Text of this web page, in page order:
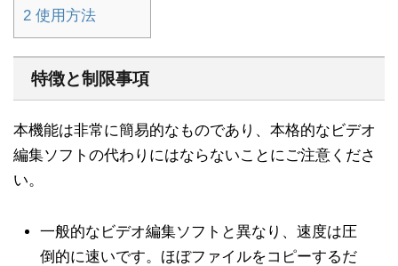
2 使用方法
特徴と制限事項
本機能は非常に簡易的なものであり、本格的なビデオ
編集ソフトの代わりにはならないことにご注意くださ
い。
一般的なビデオ編集ソフトと異なり、速度は圧
倒的に速いです。ほぼファイルをコピーするだ